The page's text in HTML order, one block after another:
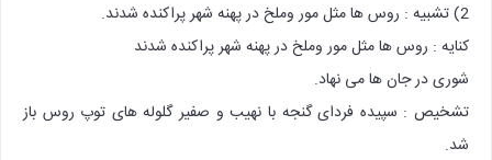
2) تشبیه : روس ها مثل مور وملخ در پهنه شهر پراکنده شدند.
کنایه : روس ها مثل مور وملخ در پهنه شهر پراکنده شدند
شوری در جان ها می نهاد.
تشخیص : سپیده فردای گنجه با نهیب و صفیر گلوله های توپ روس باز
شد.